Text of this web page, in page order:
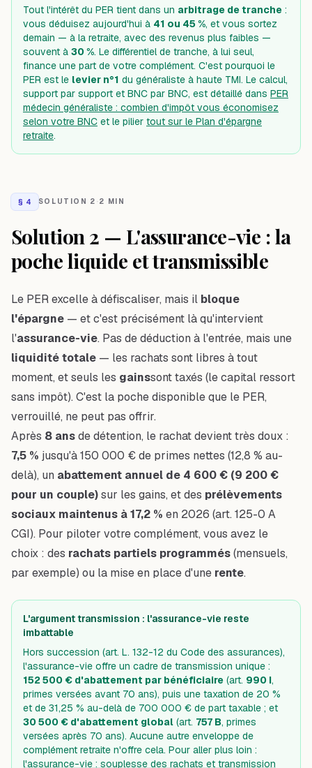
Tout l'intérêt du PER tient dans un arbitrage de tranche :
vous déduisez aujourd'hui à 41 ou 45 %, et vous sortez
demain — à la retraite, avec des revenus plus faibles —
souvent à 30 %. Le différentiel de tranche, à lui seul,
finance une part de votre complément. C'est pourquoi le
PER est le levier n°1 du généraliste à haute TMI. Le calcul,
support par support et BNC par BNC, est détaillé dans PER
médecin généraliste : combien d'impôt vous économisez
selon votre BNC et le pilier tout sur le Plan d'épargne
retraite.
§ 4 SOLUTION 2 · 2 MIN
Solution 2 — L'assurance-vie : la
poche liquide et transmissible
Le PER excelle à défiscaliser, mais il bloque
l'épargne — et c'est précisément là qu'intervient
l'assurance-vie. Pas de déduction à l'entrée, mais une
liquidité totale — les rachats sont libres à tout
moment, et seuls les gainssont taxés (le capital ressort
sans impôt). C'est la poche disponible que le PER,
verrouillé, ne peut pas offrir.
Après 8 ansde détention, le rachat devient très doux :
7,5 % jusqu'à 150 000 € de primes nettes (12,8 % au-
delà), un abattement annuel de 4 600 € (9 200 €
pour un couple)sur les gains, et des prélèvements
sociaux maintenus à 17,2 % en 2026 (art. 125-0 A
CGI). Pour piloter votre complément, vous avez le
choix : des rachats partiels programmés(mensuels,
par exemple) ou la mise en place d'une rente.
L'argument transmission : l'assurance-vie reste
imbattable
Hors succession (art. L. 132-12 du Code des assurances),
l'assurance-vie offre un cadre de transmission unique :
152 500 € d'abattement par bénéficiaire (art. 990 I,
primes versées avant 70 ans), puis une taxation de 20 %
et de 31,25 % au-delà de 700 000 € de part taxable ; et
30 500 € d'abattement global (art. 757 B, primes
versées après 70 ans). Aucune autre enveloppe de
complément retraite n'offre cela. Pour aller plus loin :
l'assurance-vie : souplesse des rachats et transmission